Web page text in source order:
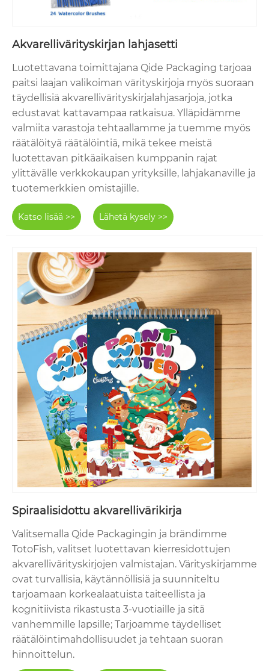
Akvarellivärityskirjan lahjasetti
Luotettavana toimittajana Qide Packaging tarjoaa
paitsi laajan valikoiman värityskirjoja myös suoraan
täydellisiä akvarellivärityskirjalahjasarjoja, jotka
edustavat kattavampaa ratkaisua. Ylläpidämme
valmiita varastoja tehtaallamme ja tuemme myös
räätälöityä räätälöintiä, mikä tekee meistä
luotettavan pitkäaikaisen kumppanin rajat
ylittävälle verkkokaupan yrityksille, lahjakanaville ja
tuotemerkkien omistajille.
Katso lisää >> Lähetä kysely >>
Spiraalisidottu akvarellivärikirja
Valitsemalla Qide Packagingin ja brändimme
TotoFish, valitset luotettavan kierresidottujen
akvarellivärityskirjojen valmistajan. Värityskirjamme
ovat turvallisia, käytännöllisiä ja suunniteltu
tarjoamaan korkealaatuista taiteellista ja
kognitiivista rikastusta 3-vuotiaille ja sitä
vanhemmille lapsille; Tarjoamme täydelliset
räätälöintimahdollisuudet ja tehtaan suoran
hinnoittelun.